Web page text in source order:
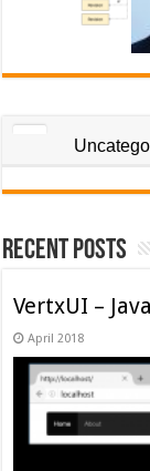
Recent Posts
VertxUI –
April 2018